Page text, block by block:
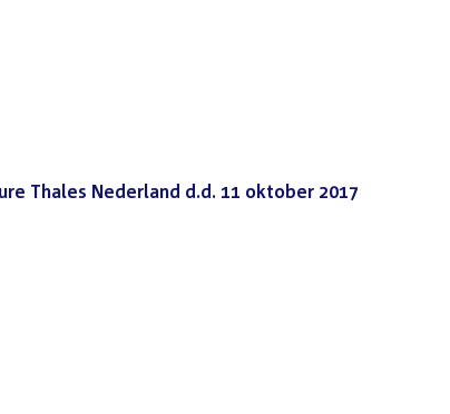
Thales Nederland d.d. 11 oktober 2017